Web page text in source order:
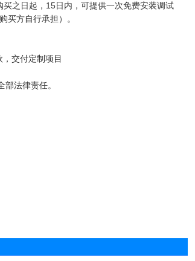
之日起，15日内，可提供一次免费安装调试
买方自行承担）。
交付定制项目
法律责任。